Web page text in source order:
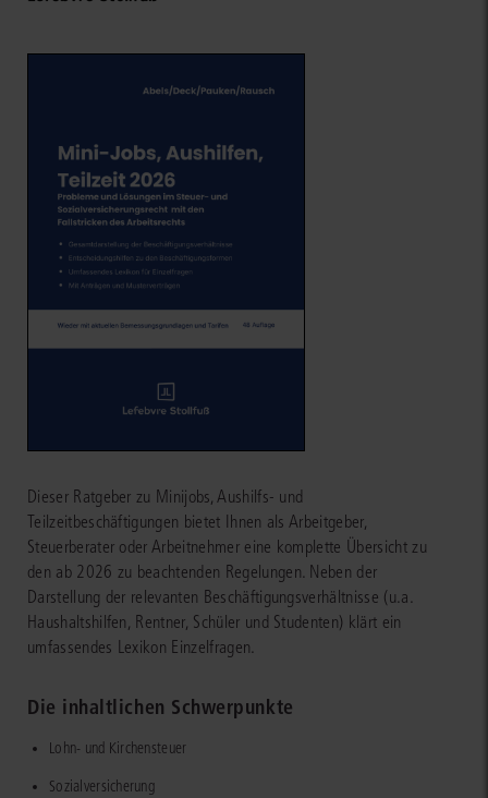
Dieser Ratgeber zu Minijobs, Aushilfs- und
Teilzeitbeschäftigungen bietet Ihnen als Arbeitgeber,
Steuerberater oder Arbeitnehmer eine komplette Übersicht zu
den ab 2026 zu beachtenden Regelungen. Neben der
Darstellung der relevanten Beschäftigungsverhältnisse (u.a.
Haushaltshilfen, Rentner, Schüler und Studenten) klärt ein
umfassendes Lexikon Einzelfragen.
Die inhaltlichen Schwerpunkte
Lohn- und Kirchensteuer
Sozialversicherung